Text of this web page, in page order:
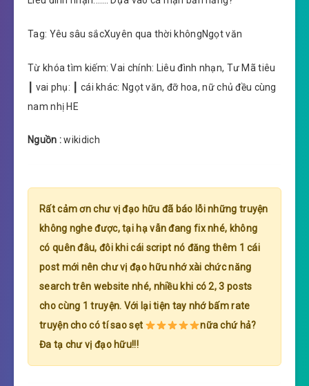
Tag: Yêu sâu sắcXuyên qua thời khôngNgọt văn
Từ khóa tìm kiếm: Vai chính: Liêu đình nhạn, Tư Mã tiêu
┃ vai phụ: ┃ cái khác: Ngọt văn, đỡ hoa, nữ chủ đều cùng
nam nhị HE
Nguồn :wikidich
Rất cảm ơn chư vị đạo hữu đã báo lỗi những truyện
không nghe được, tại hạ vẫn đang fix nhé, không
có quên đâu, đôi khi cái script nó đăng thêm 1 cái
post mới nên chư vị đạo hữu nhớ xài chức năng
search trên website nhé, nhiều khi có 2, 3 posts
cho cùng 1 truyện. Với lại tiện tay nhớ bấm rate
truyện cho có tí sao sẹt
nữa chứ hả?
Đa tạ chư vị đạo hữu!!!